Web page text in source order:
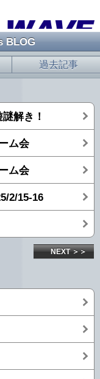
BLOG
過去記事
解き！
ム会
ム会
2/15-16
NEXT ＞＞